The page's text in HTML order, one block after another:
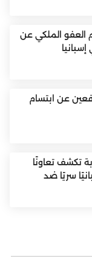
العفو الملكي عن
عن ابتسام
تكشف تعاونًا
سريًا ضد